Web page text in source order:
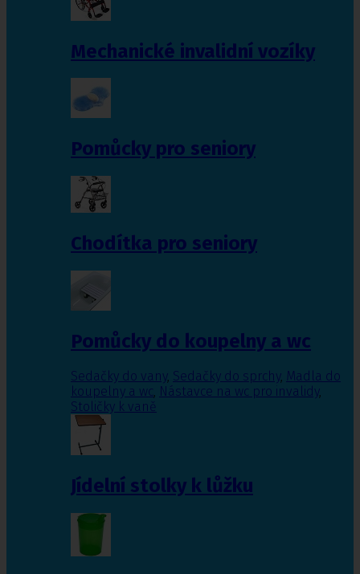
Mechanické invalidní vozíky
Pomůcky pro seniory
Chodítka pro seniory
Pomůcky do koupelny a wc
Sedačky do vany, Sedačky do sprchy, Madla do
koupelny a wc, Nástavce na wc pro invalidy,
Stoličky k vaně
Jídelní stolky k lůžku